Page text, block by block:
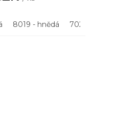
8019 - hnědá 7021 -